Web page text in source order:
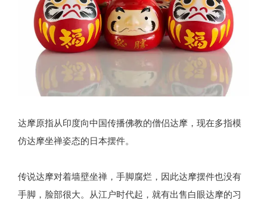
达摩原指从印度向中国传播佛教的僧侣达摩，现在多指模
仿达摩坐禅姿态的日本摆件。
传说达摩对着墙壁坐禅，手脚腐烂，因此达摩摆件也没有
手脚，脸部很大。从江户时代起，就有出售白眼达摩的习